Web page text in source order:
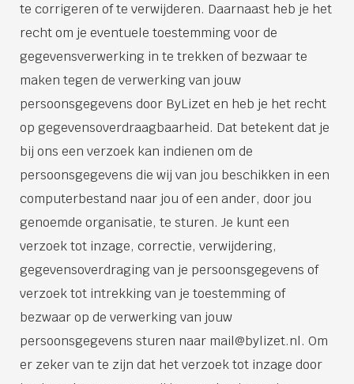
te corrigeren of te verwijderen. Daarnaast heb je het
recht om je eventuele toestemming voor de
gegevensverwerking in te trekken of bezwaar te
maken tegen de verwerking van jouw
persoonsgegevens door ByLizet en heb je het recht
op gegevensoverdraagbaarheid. Dat betekent dat je
bij ons een verzoek kan indienen om de
persoonsgegevens die wij van jou beschikken in een
computerbestand naar jou of een ander, door jou
genoemde organisatie, te sturen. Je kunt een
verzoek tot inzage, correctie, verwijdering,
gegevensoverdraging van je persoonsgegevens of
verzoek tot intrekking van je toestemming of
bezwaar op de verwerking van jouw
persoonsgegevens sturen naar mail@bylizet.nl. Om
er zeker van te zijn dat het verzoek tot inzage door